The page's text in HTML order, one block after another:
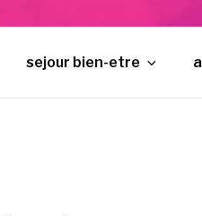
sejour bien-etre